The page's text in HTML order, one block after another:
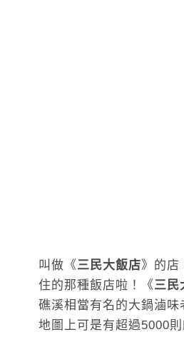
叫做《三民大飯店》的店
住的那種飯店啦！《三民
礁溪相當有名的大鍋滷
地圖上可是有超過5000